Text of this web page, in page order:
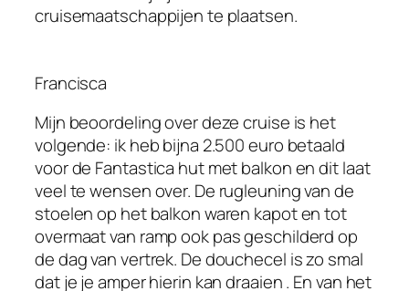
cruisemaatschappijen te plaatsen.
Francisca
Mijn beoordeling over deze cruise is het
volgende: ik heb bijna 2.500 euro betaald
voor de Fantastica hut met balkon en dit laat
veel te wensen over. De rugleuning van de
stoelen op het balkon waren kapot en tot
overmaat van ramp ook pas geschilderd op
de dag van vertrek. De douchecel is zo smal
dat je je amper hierin kan draaien . En van het